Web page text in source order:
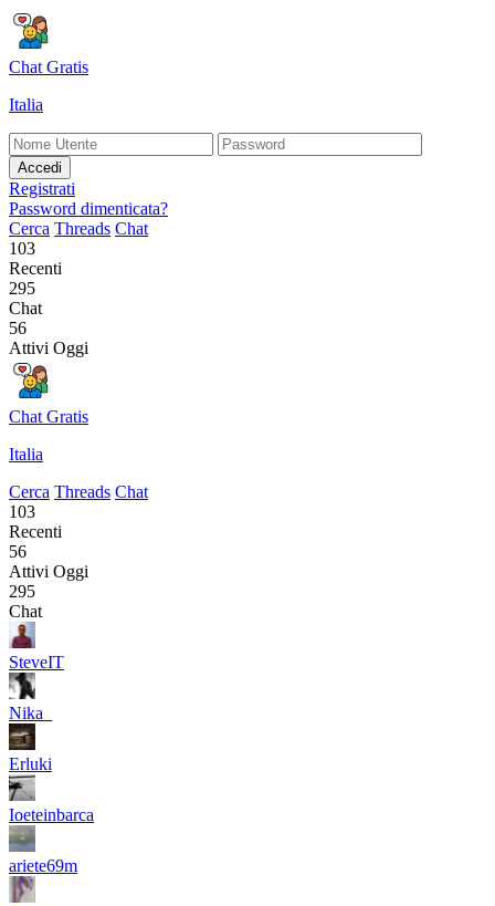
Chat Gratis
Italia
Accedi
Registrati
Password dimenticata?
Cerca Threads Chat
103
Recenti
295
Chat
56
Attivi Oggi
Chat Gratis
Italia
Cerca Threads Chat
103
Recenti
56
Attivi Oggi
295
Chat
SteveIT
Nika_
Erluki
Ioeteinbarca
ariete69m